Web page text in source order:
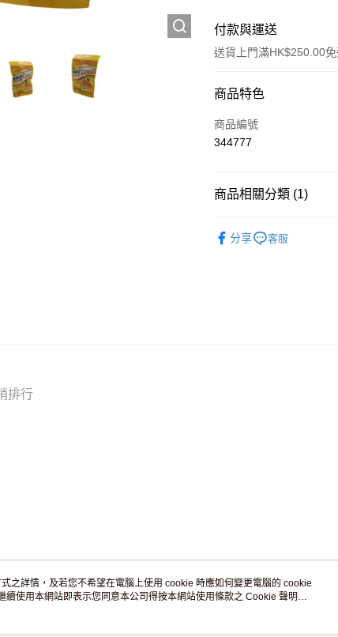
付款與運送
送貨上門滿HK$250.00免
付款方式
信用卡
商品特色
商品編號
344777
商品相關分類 (1)
分享
客服
排行
客戶服務
之詳情，及若您不希望在電腦上使用 cookie 時應如何變更電腦的 cookie
續使用本網站即表示您同意本公司得按本網站使用條款之 Cookie 聲明使